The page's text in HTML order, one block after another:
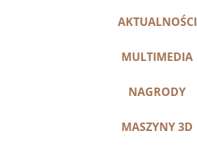
AKTUALNOŚCI
MULTIMEDIA
NAGRODY
MASZYNY 3D